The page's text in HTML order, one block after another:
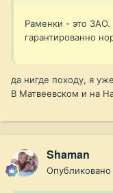
Раменки - это ЗАО.
гарантированно
да нигде походу, я
В Матвеевском и на
Shaman
Опубликовано